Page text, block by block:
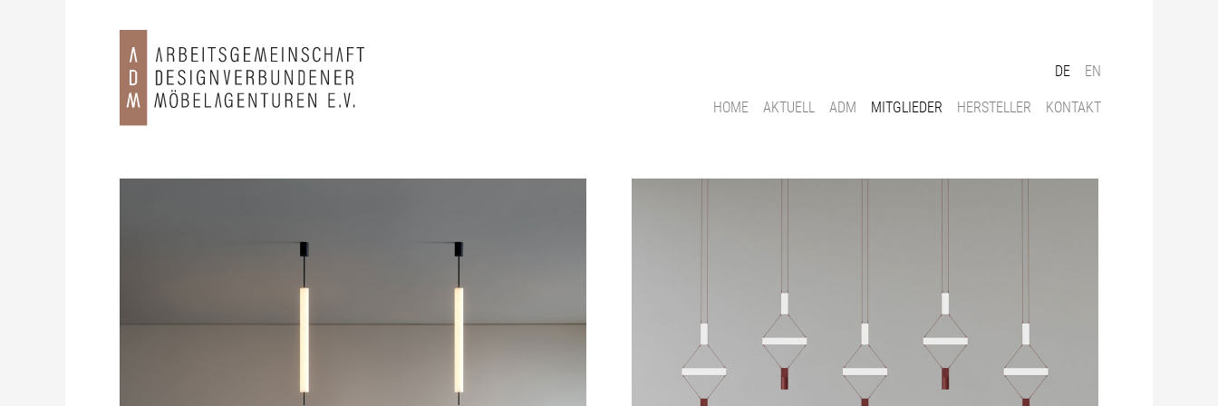
DE EN
HOME AKTUELL ADM MITGLIEDER HERSTELLER KONTAKT